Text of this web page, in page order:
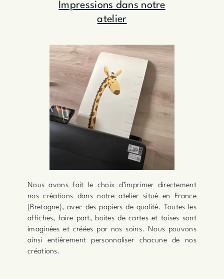
Impressions dans notre
atelier
Nous avons fait le choix d’imprimer directement
nos créations dans notre atelier situé en France
(Bretagne), avec des papiers de qualité. Toutes les
affiches, faire part, boites de cartes et toises sont
imaginées et créées par nos soins. Nous pouvons
ainsi entièrement personnaliser chacune de nos
créations.